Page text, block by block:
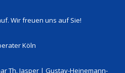
Wir freuen uns auf Sie!
Köln
Th. Jasper | Gustav-Heinemann-